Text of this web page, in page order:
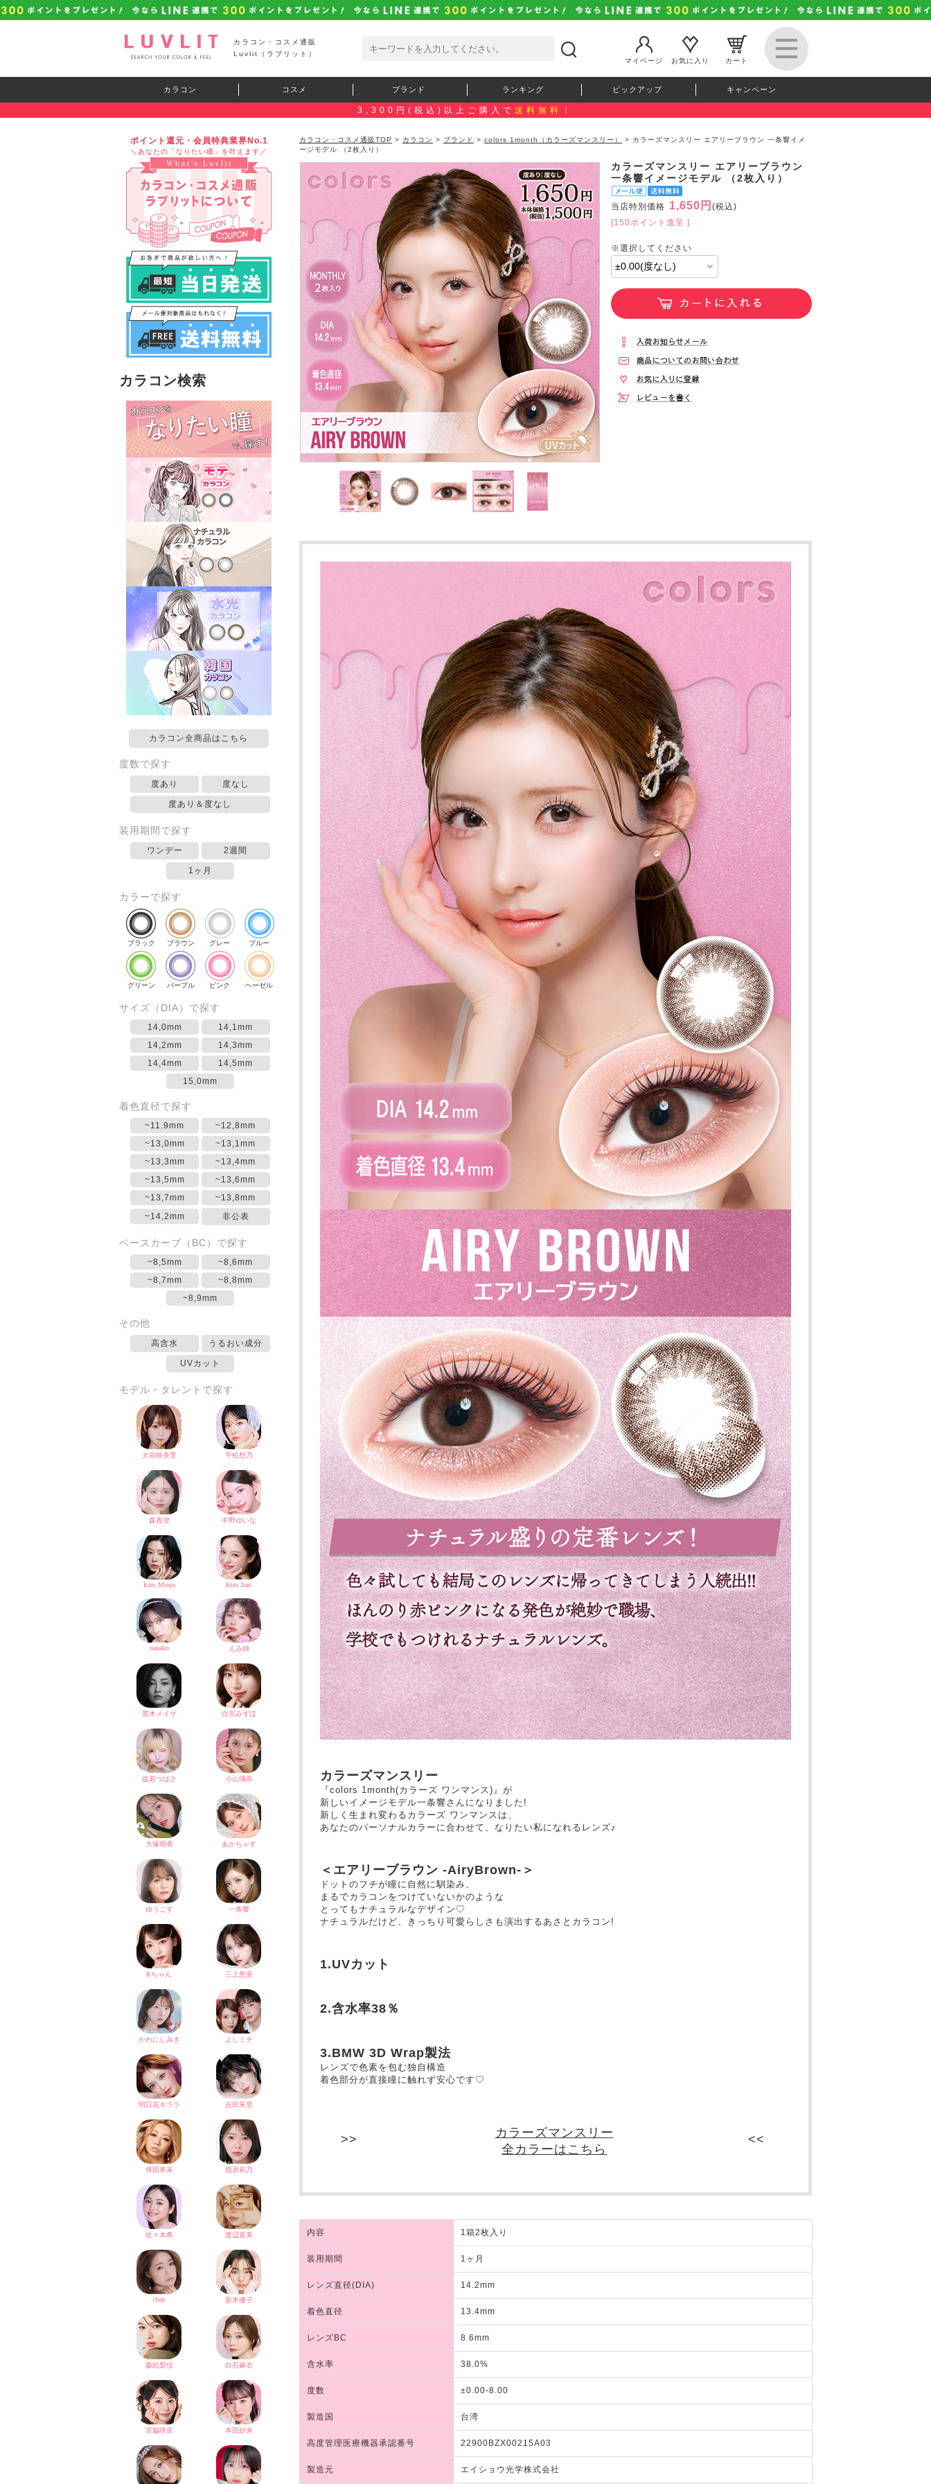
カラコン・コスメ通販
Luvlit（ラブリット）
マイページ
お気に入り カート
カラコン コスメ ブランド ランキング ピックアップ キャンペーン
3,300円(税込)以上ご購入で 送料無料！
ポイント還元・会員特典業界No.1
＼あなたの「なりたい瞳」を叶えます／
カラコン検索
カラコン全商品はこちら
度数で探す
度あり 度なし
度あり＆度なし
装用期間で探す
ワンデー 2週間
1ヶ月
カラーで探す
ブラック ブラウン グレー ブルー
グリーン パープル ピンク ヘーゼル
サイズ（DIA）で探す
14,0mm
14,1mm
14,2mm
14,3mm
14,4mm
14,5mm
15,0mm
着色直径で探す
~11.9mm
~12,8mm
~13,0mm
~13,1mm
~13,3mm
~13,4mm
~13,5mm
~13,6mm
~13,7mm
~13,8mm
~14,2mm
非公表
ベースカーブ（BC）で探す
~8,5mm
~8,6mm
~8,7mm
~8,8mm
~8,9mm
その他
高含水 うるおい成分
UVカット
モデル・タレントで探す
カラコン・コスメ通販TOP > カラコン > ブランド > colors 1month（カラーズマンスリー）
> カラーズマンスリー エアリーブラウン 一条響イメ
ージモデル （2枚入り）
カラーズマンスリー エアリーブラウン
一条響イメージモデル （2枚入り）
当店特別価格 1,650円 (税込)
[150ポイント進呈 ]
カラーズマンスリー
『colors 1month(カラーズ ワンマンス)』が
新しいイメージモデル一条響さんになりました!
新しく生まれ変わるカラーズ ワンマンスは、
あなたのパーソナルカラーに合わせて、なりたい私になれるレンズ♪
＜エアリーブラウン -AiryBrown-＞
ドットのフチが瞳に自然に馴染み、
まるでカラコンをつけていないかのような
とってもナチュラルなデザイン♡
ナチュラルだけど、きっちり可愛らしさも演出するあさとカラコン!
1.UVカット
2.含水率38％
3.BMW 3D Wrap製法
レンズで色素を包む独自構造
着色部分が直接瞳に触れず安心です♡
カラーズマンスリー
全カラーはこちら
内容 1箱2枚入り
装用期間 1ヶ月
レンズ直径(DIA) 14.2mm
着色直径 13.4mm
レンズBC 8.6mm
含水率 38.0%
度数 ±0.00-8.00
製造国 台湾
高度管理医療機器承認番号 22900BZX00215A03
製造元 エイショウ光学株式会社